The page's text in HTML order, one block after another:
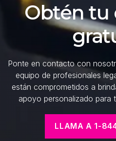
Obtén tu
Ponte en contacto con
equipo de profesionales
están comprometidos a
apoyo personalizado para
LLAMA A 1-